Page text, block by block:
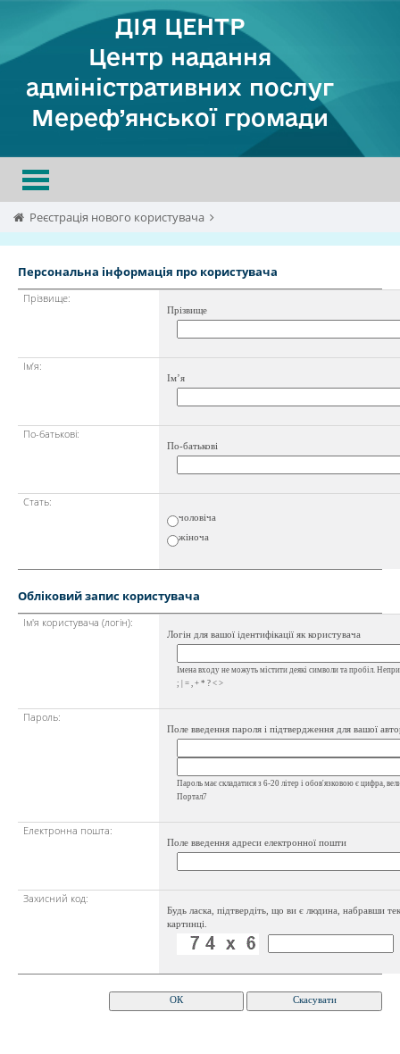
ДІЯ ЦЕНТР
Центр надання
адміністративних послуг
Мереф’янської громади
Toggle
navigation
Реєстрація нового користувача
Персональна інформація про користувача
Прізвище:
Прізвище
Ім’я:
Ім’я
По-батькові:
По-батькові
Стать:
чоловіча
жіноча
Обліковий запис користувача
Ім'я користувача (логін):
Логін для вашої ідентифікації як користувача
Імена входу не можуть містити деякі символи та пробіл.
; | = , + * ? < >
Пароль:
Поле введення пароля і підтвердження для вашої
Пароль має складатися з 6-20 літер і обов'язковою є цифра,
Портал7
Електронна пошта:
Поле введення адреси електронної пошти
Захисний код:
Будь ласка, підтвердіть, що ви є людина, набравши
картинці.